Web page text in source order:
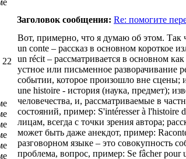
Заголовок сообщения: Re: помогите
22
Вот, примерно, что я думаю об этом. Так
un conte – рассказ в основном короткое
un récit – рассматривается в основном
устное или письменное разворачивание
событии, которое произошло вне сцены;
une histoire - история (наука, предмет);
человечества, и, рассматриваемые в
состояний, пример: S'intéresser à
лицам, всегда с точки зрения автора;
может быть даже анекдот, пример:
разговорном языке – это совокупность
проблема, вопрос, пример: Se fâcher pour